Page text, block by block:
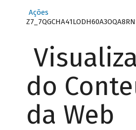
Ações
do
da Web